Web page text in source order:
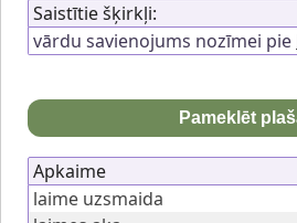
Saistītie šķirkļi:
vārdu savienojums nozīmei pie
Pameklēt
Apkaime
laime uzsmaida